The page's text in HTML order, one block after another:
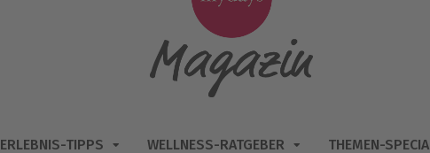
ERLEBNIS-TIPPS WELLNESS-RATGEBER THEMEN-